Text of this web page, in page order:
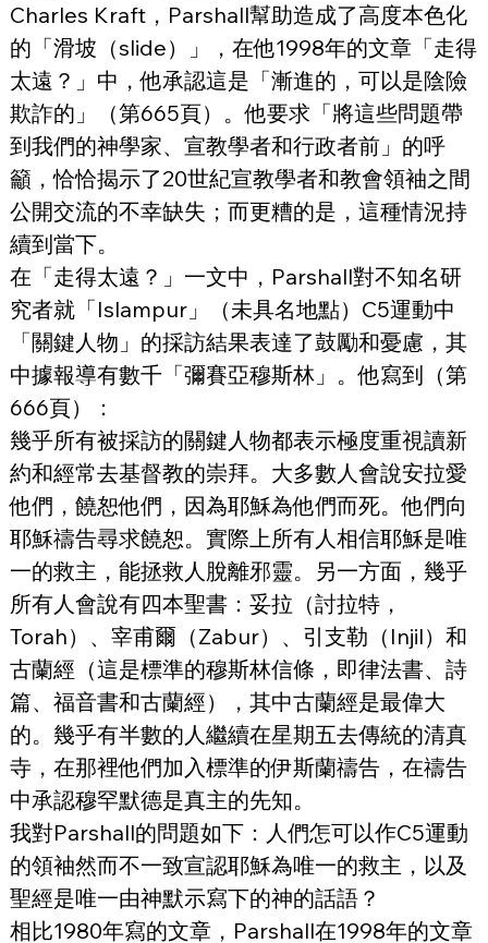
Charles Kraft，Parshall幫助造成了高度本色化
的「滑坡（slide）」，在他1998年的文章「走得
太遠？」中，他承認這是「漸進的，可以是陰險
欺詐的」（第665頁）。他要求「將這些問題帶
到我們的神學家、宣教學者和行政者前」的呼
籲，恰恰揭示了20世紀宣教學者和教會領袖之間
公開交流的不幸缺失；而更糟的是，這種情況持
續到當下。
在「走得太遠？」一文中，Parshall對不知名研
究者就「Islampur」（未具名地點）C5運動中
「關鍵人物」的採訪結果表達了鼓勵和憂慮，其
中據報導有數千「彌賽亞穆斯林」。他寫到（第
666頁）：
幾乎所有被採訪的關鍵人物都表示極度重視讀新
約和經常去基督教的崇拜。大多數人會說安拉愛
他們，饒恕他們，因為耶穌為他們而死。他們向
耶穌禱告尋求饒恕。實際上所有人相信耶穌是唯
一的救主，能拯救人脫離邪靈。另一方面，幾乎
所有人會說有四本聖書：妥拉（討拉特，
Torah）、宰甫爾（Zabur）、引支勒（Injil）和
古蘭經（這是標準的穆斯林信條，即律法書、詩
篇、福音書和古蘭經），其中古蘭經是最偉大
的。幾乎有半數的人繼續在星期五去傳統的清真
寺，在那裡他們加入標準的伊斯蘭禱告，在禱告
中承認穆罕默德是真主的先知。
我對Parshall的問題如下：人們怎可以作C5運動
的領袖然而不一致宣認耶穌為唯一的救主，以及
聖經是唯一由神默示寫下的神的話語？
相比1980年寫的文章，Parshall在1998年的文章